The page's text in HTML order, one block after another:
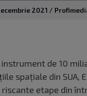
2021 /
de 10
spațiale din SUA,
riscante etape din